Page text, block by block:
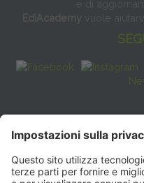
e di
EdiAcademy vuole